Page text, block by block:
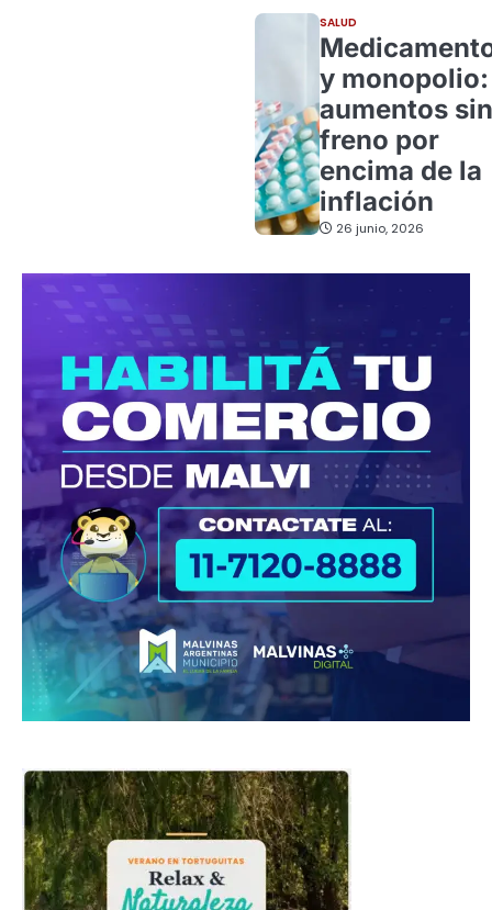
SALUD
y monopolio:
aumentos sin
freno por
encima de la
inflación
26 junio, 2026